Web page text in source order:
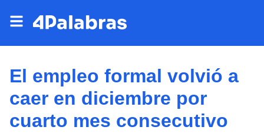
El empleo formal volvió a
caer en diciembre por
cuarto mes consecutivo